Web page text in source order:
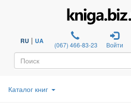
RU | UA (067) 466-83-23 Войти
Каталог книг